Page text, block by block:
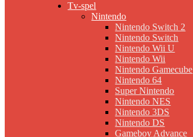
Tv-spel
Nintendo
Nintendo Switch 2
Nintendo Switch
Nintendo Wii U
Nintendo Wii
Nintendo Gamecube
Nintendo 64
Super Nintendo
Nintendo NES
Nintendo 3DS
Nintendo DS
Gameboy Advance